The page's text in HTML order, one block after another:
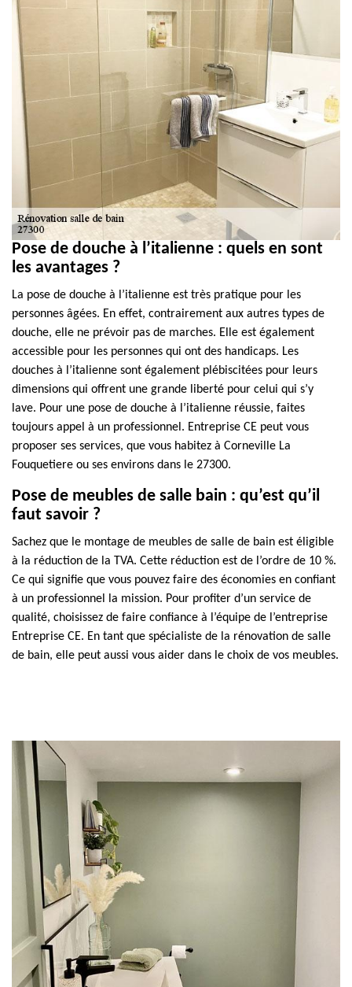
Pose de douche à l’italienne : quels en sont
les avantages ?
La pose de douche à l’italienne est très pratique pour les
personnes âgées. En effet, contrairement aux autres types de
douche, elle ne prévoir pas de marches. Elle est également
accessible pour les personnes qui ont des handicaps. Les
douches à l’italienne sont également plébiscitées pour leurs
dimensions qui offrent une grande liberté pour celui qui s’y
lave. Pour une pose de douche à l’italienne réussie, faites
toujours appel à un professionnel. Entreprise CE peut vous
proposer ses services, que vous habitez à Corneville La
Fouquetiere ou ses environs dans le 27300.
Pose de meubles de salle bain : qu’est qu’il
faut savoir ?
Sachez que le montage de meubles de salle de bain est éligible
à la réduction de la TVA. Cette réduction est de l’ordre de 10 %.
Ce qui signifie que vous pouvez faire des économies en confiant
à un professionnel la mission. Pour profiter d’un service de
qualité, choisissez de faire confiance à l’équipe de l’entreprise
Entreprise CE. En tant que spécialiste de la rénovation de salle
de bain, elle peut aussi vous aider dans le choix de vos meubles.